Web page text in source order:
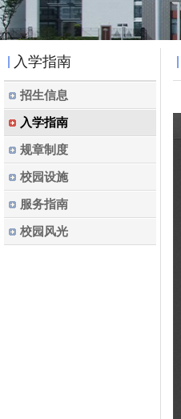
入学指南
招生信息
入学指南
规章制度
校园设施
服务指南
校园风光